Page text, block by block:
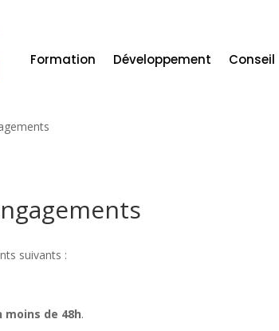
Formation Développement Conseil
suivants :
moins de 48h.